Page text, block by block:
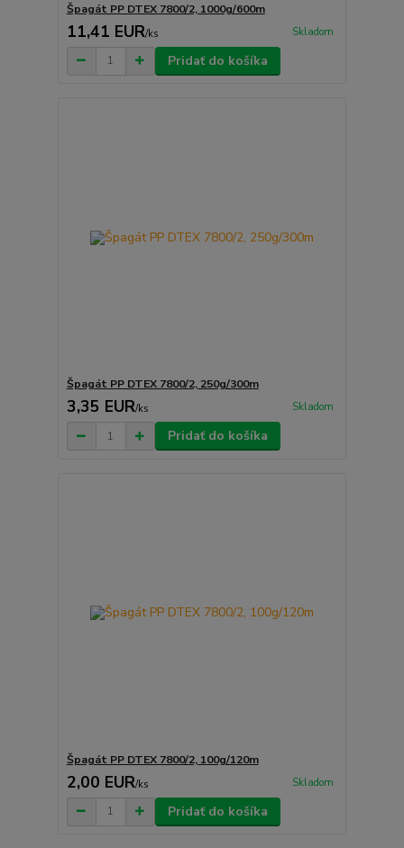
Špagát PP DTEX 7800/2, 1000g/600m
11,41 EUR/ks Skladom
Pridať do košíka
Špagát PP DTEX 7800/2, 250g/300m
3,35 EUR/ks Skladom
Pridať do košíka
Špagát PP DTEX 7800/2, 100g/120m
2,00 EUR/ks Skladom
Pridať do košíka